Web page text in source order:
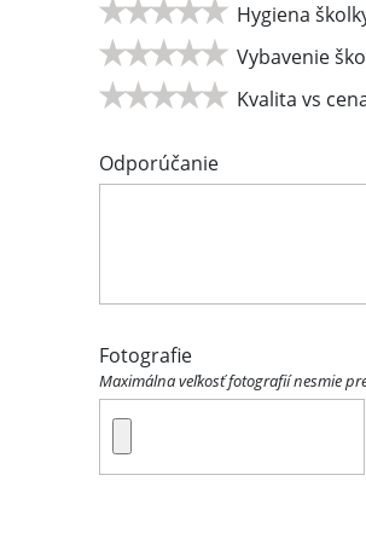
Hygiena
Vybavenie
Kvalita vs
Odporúčanie
Fotografie
Maximálna veľkosť fotografií nesmie